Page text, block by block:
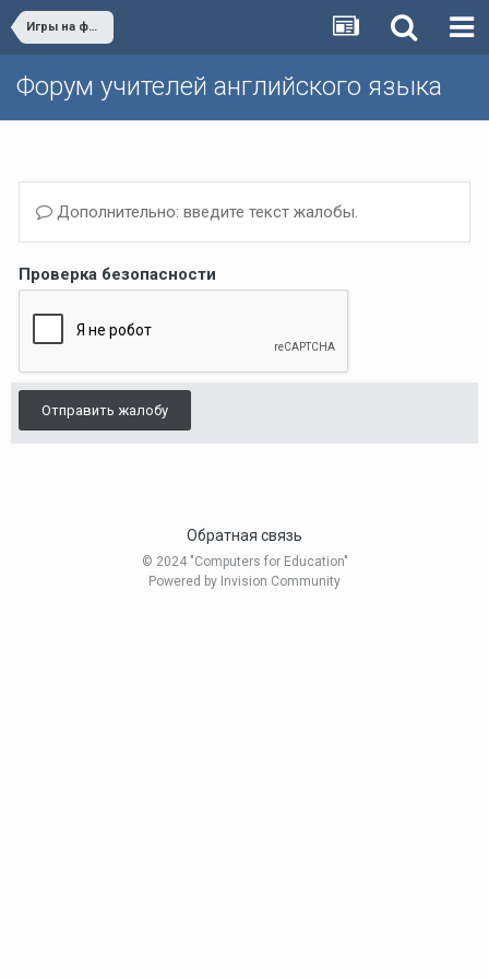
Игры на форуме
Форум учителей английского языка
Дополнительно: введите текст жалобы.
Проверка безопасности
Отправить жалобу
Обратная связь
© 2024 "Computers for Education"
Powered by Invision Community